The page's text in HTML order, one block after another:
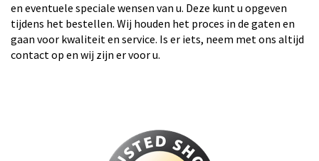
en eventuele speciale wensen van u. Deze kunt u opgeven
tijdens het bestellen. Wij houden het proces in de gaten en
gaan voor kwaliteit en service. Is er iets, neem met ons altijd
contact op en wij zijn er voor u.